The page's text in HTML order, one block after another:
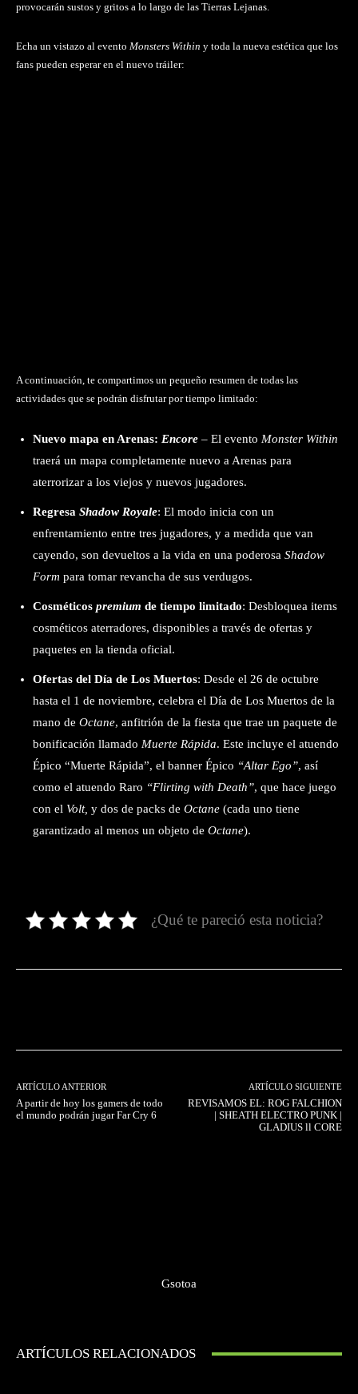
provocarán sustos y gritos a lo largo de las Tierras Lejanas.
Echa un vistazo al evento Monsters Within y toda la nueva estética que los
fans pueden esperar en el nuevo tráiler:
A continuación, te compartimos un pequeño resumen de todas las
actividades que se podrán disfrutar por tiempo limitado:
Nuevo mapa en Arenas: Encore – El evento Monster Within
traerá un mapa completamente nuevo a Arenas para
aterrorizar a los viejos y nuevos jugadores.
Regresa Shadow Royale: El modo inicia con un
enfrentamiento entre tres jugadores, y a medida que van
cayendo, son devueltos a la vida en una poderosa Shadow
Form para tomar revancha de sus verdugos.
Cosméticos premium de tiempo limitado: Desbloquea items
cosméticos aterradores, disponibles a través de ofertas y
paquetes en la tienda oficial.
Ofertas del Día de Los Muertos: Desde el 26 de octubre
hasta el 1 de noviembre, celebra el Día de Los Muertos de la
mano de Octane, anfitrión de la fiesta que trae un paquete de
bonificación llamado Muerte Rápida. Este incluye el atuendo
Épico “Muerte Rápida”, el banner Épico “Altar Ego”, así
como el atuendo Raro “Flirting with Death”, que hace juego
con el Volt, y dos de packs de Octane (cada uno tiene
garantizado al menos un objeto de Octane).
¿Qué te pareció esta noticia?
ARTÍCULO ANTERIOR
A partir de hoy los gamers de todo
el mundo podrán jugar Far Cry 6
ARTÍCULO SIGUIENTE
REVISAMOS EL: ROG FALCHION
| SHEATH ELECTRO PUNK |
GLADIUS ll CORE
Gsotoa
ARTÍCULOS RELACIONADOS